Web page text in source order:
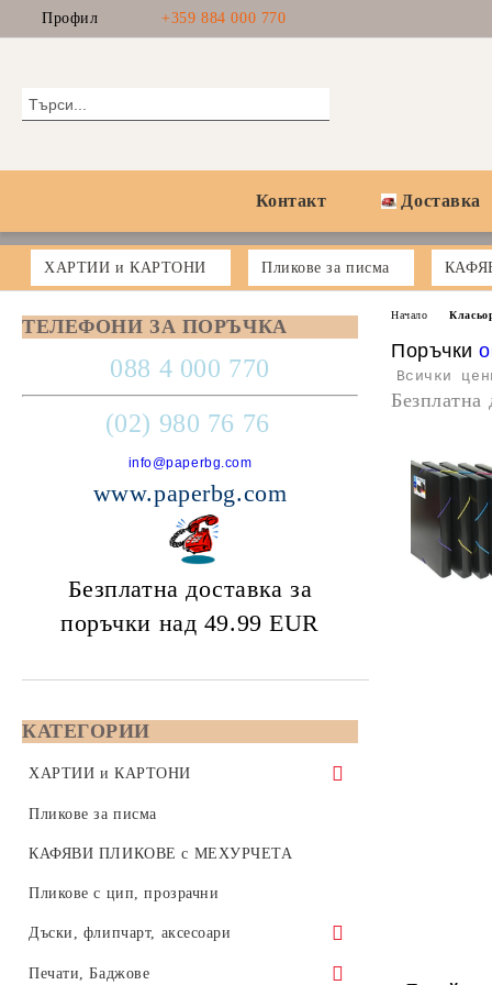
Профил +359 884 000 770
Контакт Доставка
ХАРТИИ и КАРТОНИ Пликове за писма
ТЕЛЕФОНИ ЗА ПОРЪЧКА
088 4 000 770
(02) 980 76 76
info@paperbg.com
www.paperbg.com
Безплатна доставка за
поръчки над 49.99EUR
КАТЕГОРИИ
ХАРТИИ и КАРТОНИ
Копирна хартия 80 gsm - формат А5,
210x297 мм
Бяла копирна хартия, формат А3,
цветен печат - А4, А3, SRA3, А3+
формат А4 - 210x297
формат А3 - 420x297
Цветна хартия 80 / 160 / 270 gsm
Цветна копирна хартия 80 грама,
Инженерна хартия за плотери на
Пликове за писма
КАФЯВИ ПЛИКОВЕ с МЕХУРЧЕТА
Пликове с цип, прозрачни
Дъски, флипчарт, аксесоари
Коркови дъски
Печати, Баджове
Начало
Поръчки
Всички
Безплатна